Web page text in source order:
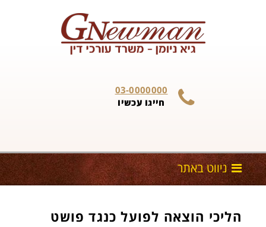
03-0000000
חייגו עכשיו
הליכי הוצאה לפועל כנגד פושט